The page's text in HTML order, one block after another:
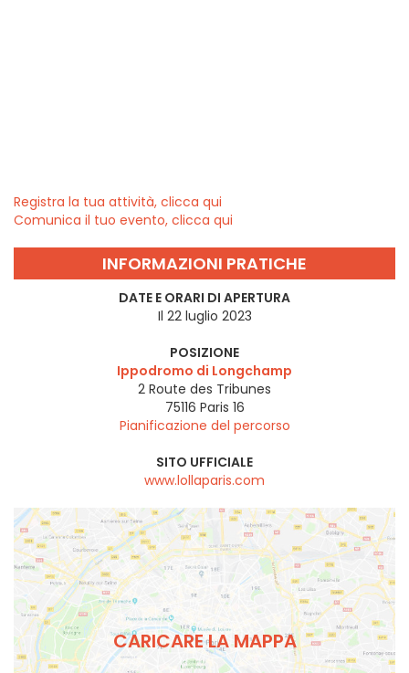
Registra la tua attività, clicca qui
Comunica il tuo evento, clicca qui
INFORMAZIONI PRATICHE
DATE E ORARI DI APERTURA
Il 22 luglio 2023
POSIZIONE
Ippodromo di Longchamp
2 Route des Tribunes
75116 Paris 16
Pianificazione del percorso
SITO UFFICIALE
www.lollaparis.com
CARICARE LA MAPPA